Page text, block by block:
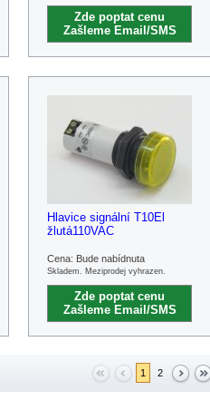
Zde poptat cenu
Zašleme Email/SMS
Hlavice signální T10El
žlutá110VAC
Cena: Bude nabídnuta
Skladem. Meziprodej vyhrazen.
Zde poptat cenu
Zašleme Email/SMS
1 2